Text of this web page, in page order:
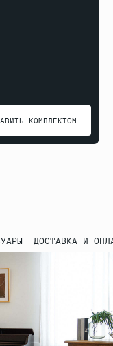
КОМПЛЕКТОМ
КОМПЛЕКТОМ
ДОСТАВКА И